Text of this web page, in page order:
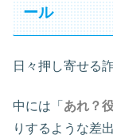
ール
日々押し寄せる
中には「 あれ？
りするような差